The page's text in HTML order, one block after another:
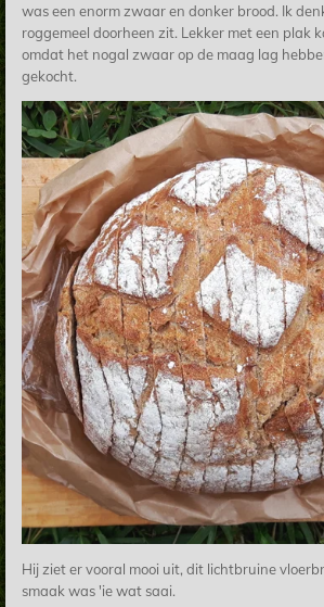
was een enorm zwaar en donker brood. Ik
roggemeel doorheen zit. Lekker met een plak
omdat het nogal zwaar op de maag lag
gekocht.
Hij ziet er vooral mooi uit, dit lichtbruine
smaak was 'ie wat saai.